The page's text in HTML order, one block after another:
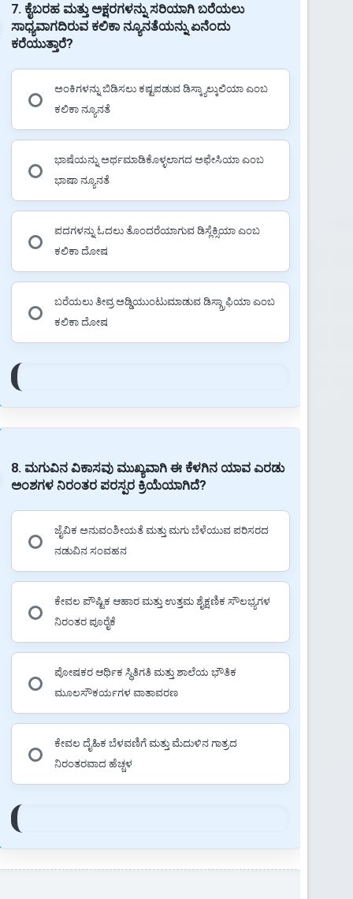
7. ಕೈಬರಹ ಮತ್ತು ಅಕ್ಷರಗಳನ್ನು ಸರಿಯಾಗಿ ಬರೆಯಲು
ಸಾಧ್ಯವಾಗದಿರುವ ಕಲಿಕಾ ನ್ಯೂನತೆಯನ್ನು ಏನೆಂದು
ಕರೆಯುತ್ತಾರೆ?
ಅಂಕಿಗಳನ್ನು ಬಿಡಿಸಲು ಕಷ್ಟಪಡುವ ಡಿಸ್ಕ್ಯಾಲ್ಕುಲಿಯಾ ಎಂಬ
ಕಲಿಕಾ ನ್ಯೂನತೆ
ಭಾಷೆಯನ್ನು ಅರ್ಥಮಾಡಿಕೊಳ್ಳಲಾಗದ ಅಫೇಸಿಯಾ ಎಂಬ
ಭಾಷಾ ನ್ಯೂನತೆ
ಪದಗಳನ್ನು ಓದಲು ತೊಂದರೆಯಾಗುವ ಡಿಸ್ಲೆಕ್ಸಿಯಾ ಎಂಬ
ಕಲಿಕಾ ದೋಷ
ಬರೆಯಲು ತೀವ್ರ ಅಡ್ಡಿಯುಂಟುಮಾಡುವ ಡಿಸ್ಗ್ರಾಫಿಯಾ ಎಂಬ
ಕಲಿಕಾ ದೋಷ
8. ಮಗುವಿನ ವಿಕಾಸವು ಮುಖ್ಯವಾಗಿ ಈ ಕೆಳಗಿನ ಯಾವ ಎರಡು
ಅಂಶಗಳ ನಿರಂತರ ಪರಸ್ಪರ ಕ್ರಿಯೆಯಾಗಿದೆ?
ಜೈವಿಕ ಅನುವಂಶೀಯತೆ ಮತ್ತು ಮಗು ಬೆಳೆಯುವ ಪರಿಸರದ
ನಡುವಿನ ಸಂವಹನ
ಕೇವಲ ಪೌಷ್ಟಿಕ ಆಹಾರ ಮತ್ತು ಉತ್ತಮ ಶೈಕ್ಷಣಿಕ ಸೌಲಭ್ಯಗಳ
ನಿರಂತರ ಪೂರೈಕೆ
ಪೋಷಕರ ಆರ್ಥಿಕ ಸ್ಥಿತಿಗತಿ ಮತ್ತು ಶಾಲೆಯ ಭೌತಿಕ
ಮೂಲಸೌಕರ್ಯಗಳ ವಾತಾವರಣ
ಕೇವಲ ದೈಹಿಕ ಬೆಳವಣಿಗೆ ಮತ್ತು ಮೆದುಳಿನ ಗಾತ್ರದ
ನಿರಂತರವಾದ ಹೆಚ್ಚಳ